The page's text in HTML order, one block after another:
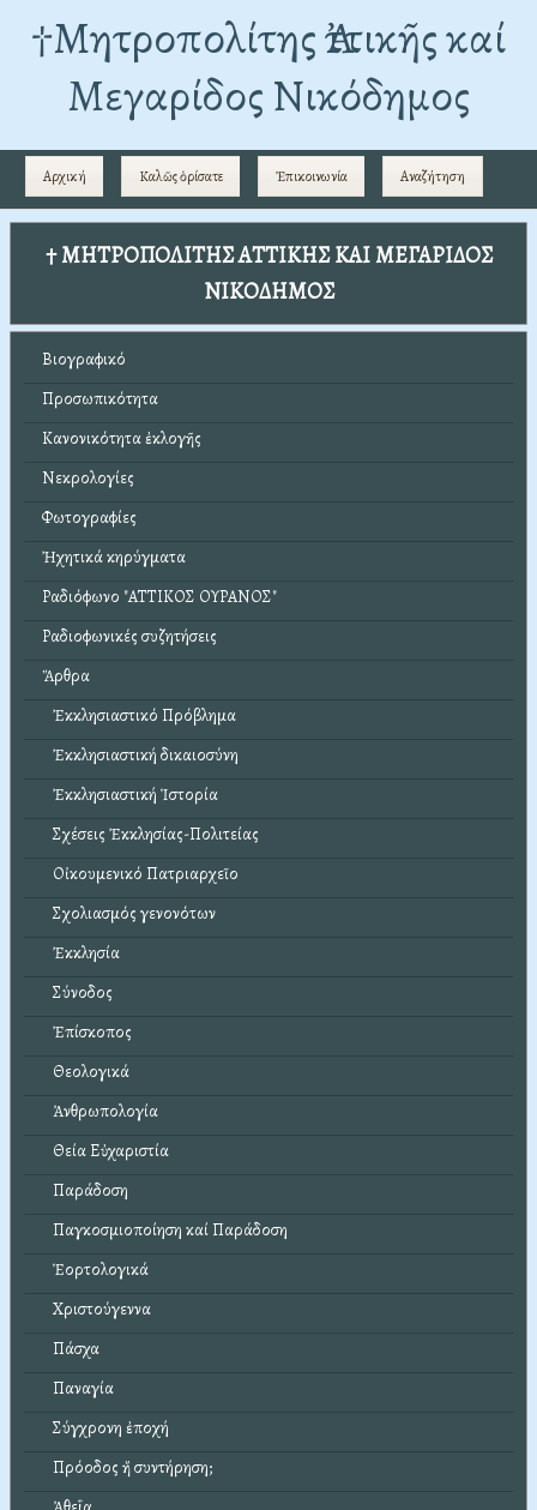
†Mητροπολίτης Ἀττικῆς καί
Μεγαρίδος Νικόδημος
Αρχική Καλῶς ὁρίσατε Ἐπικοινωνία Αναζήτηση
† ΜΗΤΡΟΠΟΛΙΤΗΣ ΑΤΤΙΚΗΣ ΚΑΙ ΜΕΓΑΡΙΔΟΣ
ΝΙΚΟΔΗΜΟΣ
Βιογραφικό
Προσωπικότητα
Κανονικότητα ἐκλογῆς
Νεκρολογίες
Φωτογραφίες
Ἠχητικά κηρύγματα
Ραδιόφωνο "ΑΤΤΙΚΟΣ ΟΥΡΑΝΟΣ"
Ραδιοφωνικές συζητήσεις
Ἄρθρα
Ἐκκλησιαστικό Πρόβλημα
Ἐκκλησιαστική δικαιοσύνη
Ἐκκλησιαστική Ἱστορία
Σχέσεις Ἐκκλησίας-Πολιτείας
Οἰκουμενικό Πατριαρχεῖο
Σχολιασμός γενονότων
Ἐκκλησία
Σύνοδος
Ἐπίσκοπος
Θεολογικά
Ἀνθρωπολογία
Θεία Εὐχαριστία
Παράδοση
Παγκοσμιοποίηση καί Παράδοση
Ἑορτολογικά
Χριστούγεννα
Πάσχα
Παναγία
Σύγχρονη ἐποχή
Πρόοδος ἤ συντήρηση;